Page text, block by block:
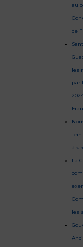
au
de
les
par
à «
La
les